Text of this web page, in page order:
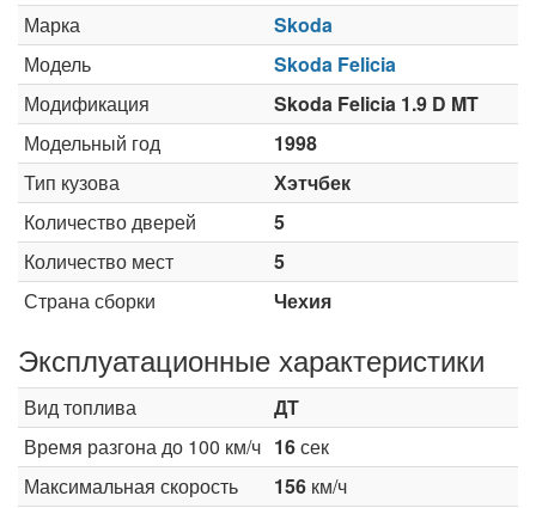
Марка
Skoda
Модель
Skoda Felicia
Модификация
Skoda Felicia 1.9 D MT
Модельный год
1998
Тип кузова
Хэтчбек
Количество дверей
5
Количество мест
5
Страна сборки
Чехия
Эксплуатационные характеристики
Вид топлива
ДТ
Время разгона до 100 км/ч 16сек
Максимальная скорость
156 км/ч